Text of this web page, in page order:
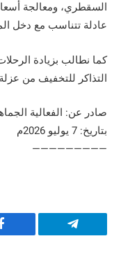
السقطري، ومعالجة
عادلة تتناسب مع دخل
كما نطالب بزيادة
التذاكر للتخفيف من
صادر عن: الفعالية
بتاريخ: 7 يوليو 2026م
—————————
تيلقرام